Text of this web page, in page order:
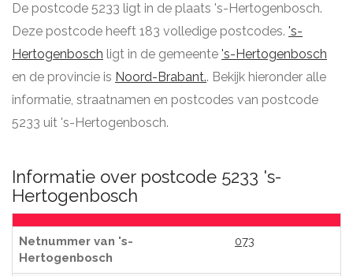
De postcode 5233 ligt in de plaats 's-Hertogenbosch.
Deze postcode heeft 183 volledige postcodes. 's-
Hertogenbosch ligt in de gemeente 's-Hertogenbosch
en de provincie is Noord-Brabant.. Bekijk hieronder alle
informatie, straatnamen en postcodes van postcode
5233 uit 's-Hertogenbosch.
Informatie over postcode 5233 's-
Hertogenbosch
Netnummer van 's-
Hertogenbosch
073